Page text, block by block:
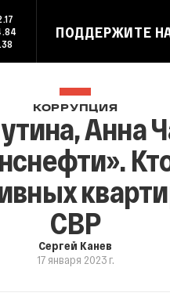
ПОДДЕРЖИТЕ
КОРРУПЦИЯ
Анна
СВР
Сергей Канев
17 января 2023 г.